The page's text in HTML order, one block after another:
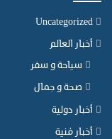
Uncategorized
أخبار العالم
سياحة و سفر
صحة و جمال
أخبار دولية
أخبار فنية